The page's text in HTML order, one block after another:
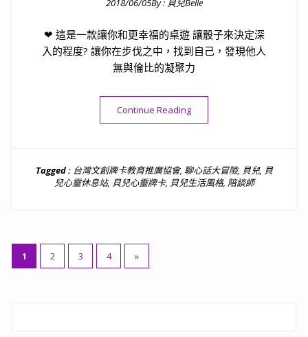
2018/06/05By : 貝兒Belle
❤ 這是一款讓你和更幸福的桌遊 讓骰子來決定深
入的程度? 讓你在步伐之中，找到自己，發現他人
無與倫比的凝聚力
Continue Reading“聊心話大冒險桌遊介紹┇療
Tagged : 台灣文創牌卡教育推廣協會, 聊心話大冒險, 貝兒, 貝
兒心靈休息站, 貝兒心靈牌卡, 貝兒生活風格, 陪談師
文
章
1 2 3 4 »